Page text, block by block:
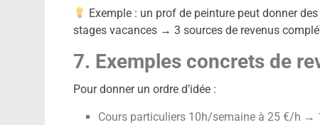
Exemple : un prof de peinture peut donner
stages vacances → 3 sources de revenus
7. Exemples concrets de
Pour donner un ordre d’idée :
Cours particuliers 10h/semaine à 25 €/h →